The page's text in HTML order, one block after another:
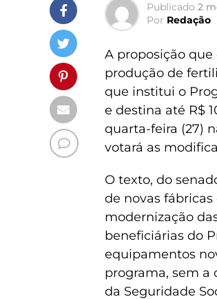
Publicado 2
Por Redação
A proposição
produção de
que institui o
e destina até R$
quarta-feira (27)
votará as
O texto, do
de novas
modernização
beneficiárias do
equipamentos
programa, sem a
da Seguridade